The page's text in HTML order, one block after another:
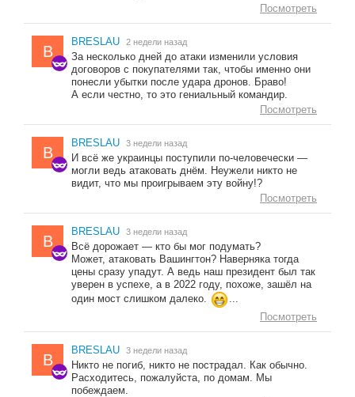
Посмотреть
B
BRESLAU 2 недели назад
За несколько дней до атаки изменили условия
договоров с покупателями так, чтобы именно они
понесли убытки после удара дронов. Браво!
А если честно, то это гениальный командир.
Посмотреть
B
BRESLAU 3 недели назад
И всё же украинцы поступили по-человечески —
могли ведь атаковать днём. Неужели никто не
видит, что мы проигрываем эту войну!?
Посмотреть
B
BRESLAU 3 недели назад
Всё дорожает — кто бы мог подумать?
Может, атаковать Вашингтон? Наверняка тогда
цены сразу упадут. А ведь наш президент был так
уверен в успехе, а в 2022 году, похоже, зашёл на
один мост слишком далеко.
...
Посмотреть
B
BRESLAU 3 недели назад
Никто не погиб, никто не пострадал. Как обычно.
Расходитесь, пожалуйста, по домам. Мы
побеждаем.